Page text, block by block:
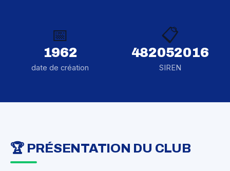
📅
1962
date de création
📋
482052016
SIREN
🏆 PRÉSENTATION DU CLUB